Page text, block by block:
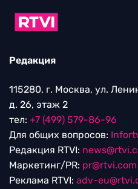
Редакция
115280, г. Москва, ул.
д. 26, этаж 2
тел: +7 (499) 579-86-96
Для общих вопросов:
Редакция RTVI:
Маркетинг/PR: pr@rtvi.com
Реклама RTVI: adv-